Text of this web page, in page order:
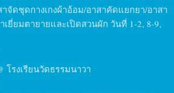
ดชุดกางเกงผ้าอ้อม/อาสาคัดแยกยา/อาสา
ยี่ยมตายายและเปิดสวนผัก วันที่ 1-2, 8-9,
โรงเรียนวัดธรรมนาวา